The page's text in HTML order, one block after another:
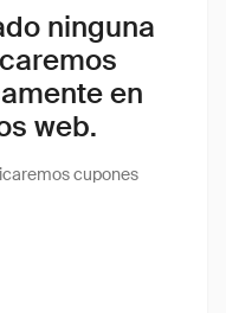
ninguna
en
web.
cupones